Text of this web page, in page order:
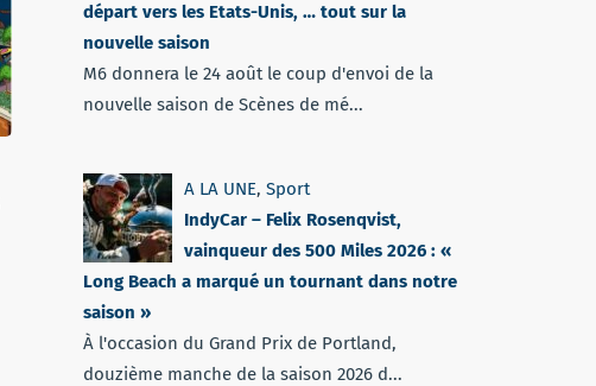
départ vers les Etats-Unis, … tout sur la
nouvelle saison
M6 donnera le 24 août le coup d'envoi de la
nouvelle saison de Scènes de mé...
A LA UNE, Sport
IndyCar – Felix Rosenqvist,
vainqueur des 500 Miles 2026 : «
Long Beach a marqué un tournant dans notre
saison »
À l'occasion du Grand Prix de Portland,
douzième manche de la saison 2026 d...